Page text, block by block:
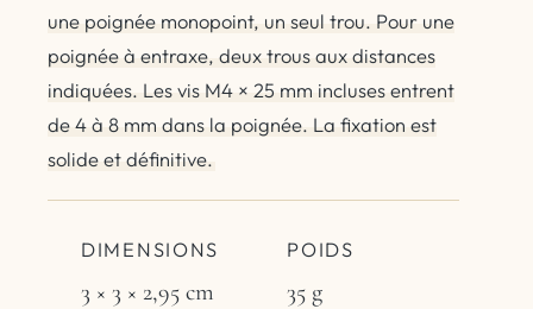
une poignée monopoint, un seul trou. Pour une
poignée à entraxe, deux trous aux distances
indiquées. Les vis M4 × 25 mm incluses entrent
de 4 à 8 mm dans la poignée. La fixation est
solide et définitive.
DIMENSIONS
3 × 3 × 2,95 cm
POIDS
35 g